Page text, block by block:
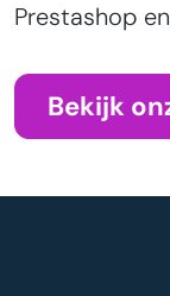
Prestashop
Bekijk